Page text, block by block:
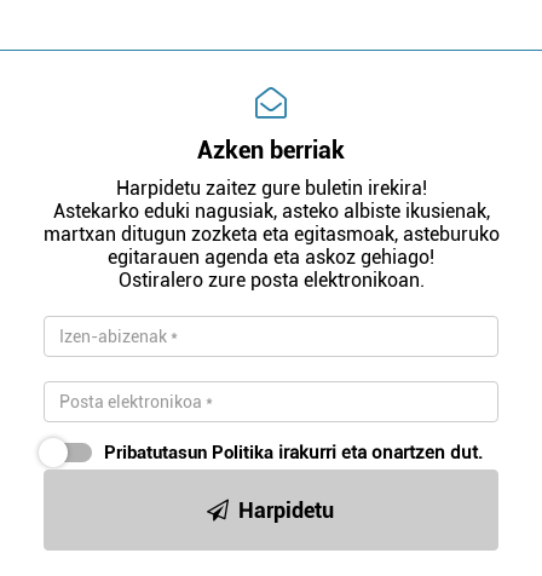
Azken berriak
Harpidetu zaitez gure buletin irekira!
Astekarko eduki nagusiak, asteko albiste ikusienak,
martxan ditugun zozketa eta egitasmoak, asteburuko
egitarauen agenda eta askoz gehiago!
Ostiralero zure posta elektronikoan.
Pribatutasun Politika irakurri eta onartzen dut.
Harpidetu